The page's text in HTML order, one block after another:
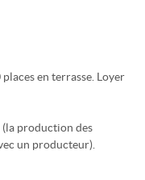
en terrasse. Loyer
production des
un producteur).